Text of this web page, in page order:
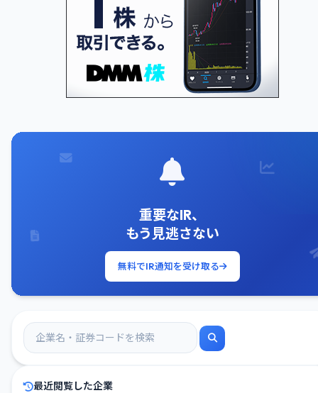
重要なIR、
もう見逃さない
無料でIR通知を受け取る
最近閲覧した企業